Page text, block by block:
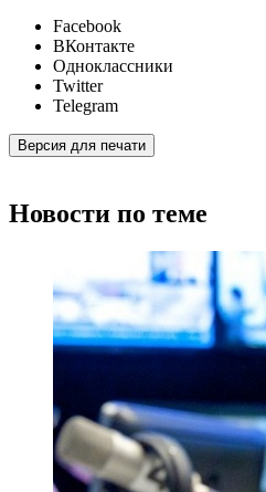
Facebook
ВКонтакте
Одноклассники
Twitter
Telegram
Версия для печати
Новости по теме